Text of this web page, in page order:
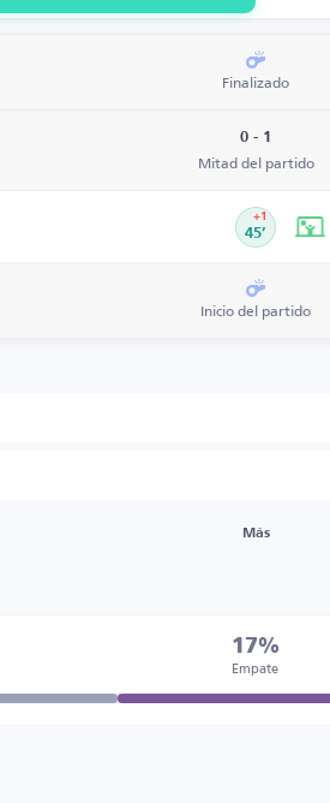
Finalizado
0 - 1
Mitad del partido
45’
+1
Inicio del partido
Más
17%
Empate